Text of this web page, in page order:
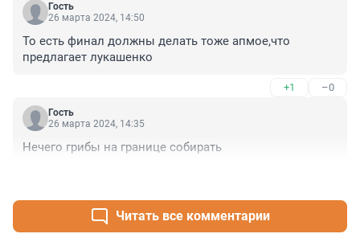
Гость
26 марта 2024, 14:50
То есть финал должны делать тоже апмое,что
предлагает лукашенко
+1 –0
Гость
26 марта 2024, 14:35
Нечего грибы на границе собирать
Читать все комментарии